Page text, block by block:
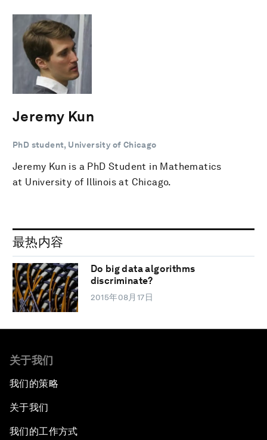
Jeremy Kun
PhD student, University of Chicago
Jeremy Kun is a PhD Student in Mathematics
at University of Illinois at Chicago.
最热内容
Do big data algorithms
discriminate?
2015年08月17日
关于我们
我们的策略
关于我们
我们的工作方式